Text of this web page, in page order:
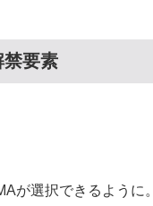
禁要素
が選択できるように。